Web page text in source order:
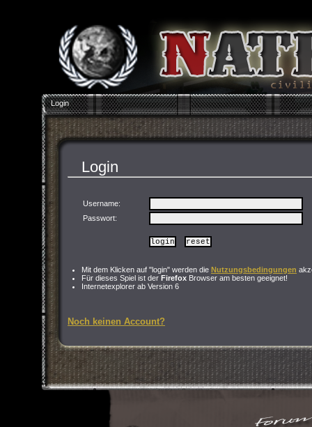
Login
Login
Username:
Passwort:
Mit dem Klicken auf "login" werden die Nutzungsbedingungen
Für dieses Spiel ist der Firefox Browser am besten geeignet!
Internetexplorer ab Version 6
Noch keinen Account?